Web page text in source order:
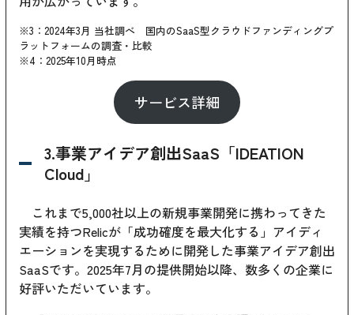
※3：2024年3月 当社調べ 国内のSaaS型クラウドファンディングプ
ラットフォームの調査・比較
※4：2025年10月時点
サービス詳細
3.事業アイデア創出SaaS「IDEATION
Cloud」
これまで5,000社以上の新規事業開発に携わってきた
実績を持つRelicが「成功確度を最大化する」アイディ
エーションを実現するために開発した事業アイデア創出
SaaSです。2025年7月の提供開始以降、数多くの企業に
好評いただいています。